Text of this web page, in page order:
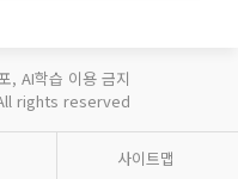
, AI학습 이용 금지
rights reserved
사이트맵